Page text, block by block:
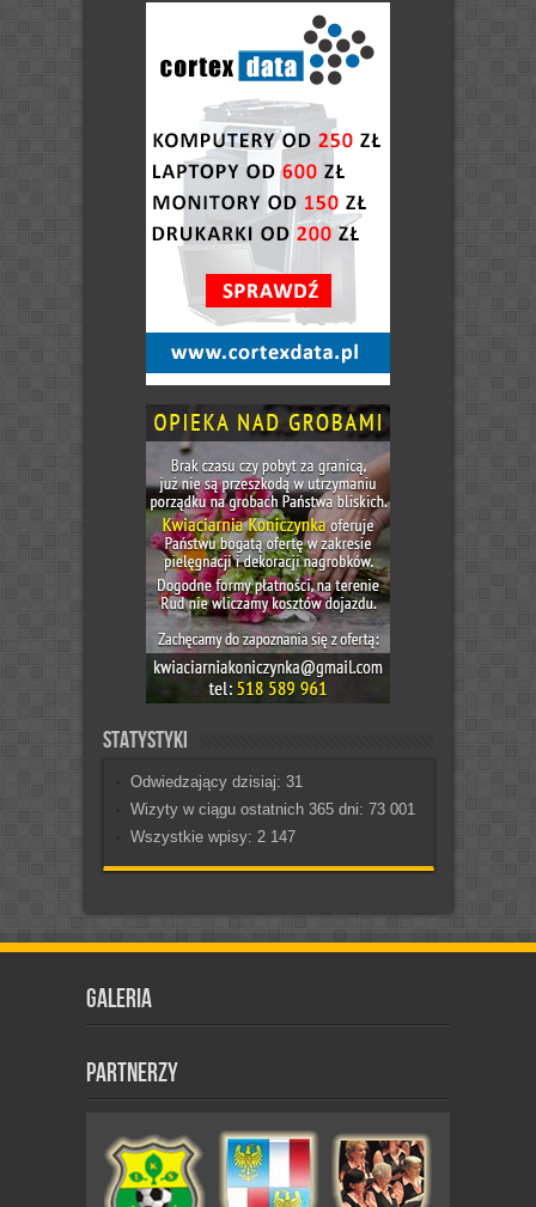
Statystyki
Odwiedzający dzisiaj: 31
Wizyty w ciągu ostatnich 365 dni: 73 001
Wszystkie wpisy: 2 147
Galeria
Partnerzy